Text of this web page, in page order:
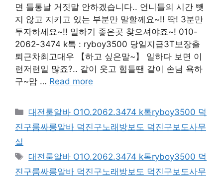
면 들통날 거짓말 안하겠습니다.. 언니들의 시간 뺏
지 않고 지키고 있는 부분만 말할께요~!! 딱! 3분만
투자하세요~!! 일하기 좋은곳 찾으셔야죠~! 010-
2062-3474 k톡 : ryboy3500 당일지급3T보장출
퇴근차최고대우 【하고 싶은말~】 일하다 보면 이
런저런일 많죠?.. 같이 웃고 힘들땐 같이 손님 욕하
구~맘 … Read more
카
테
고
대전룸알바 O1O.2062.3474 k톡ryboy3500 덕
진구룸싸롱알바 덕진구노래방보도 덕진구보도사무
실
태
그
대전룸알바 O1O.2062.3474 k톡ryboy3500 덕
진구룸싸롱알바 덕진구노래방보도 덕진구보도사무